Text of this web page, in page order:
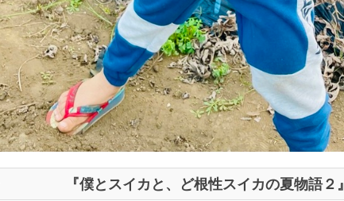
『僕とスイカと、ど根性スイカの夏物語２』